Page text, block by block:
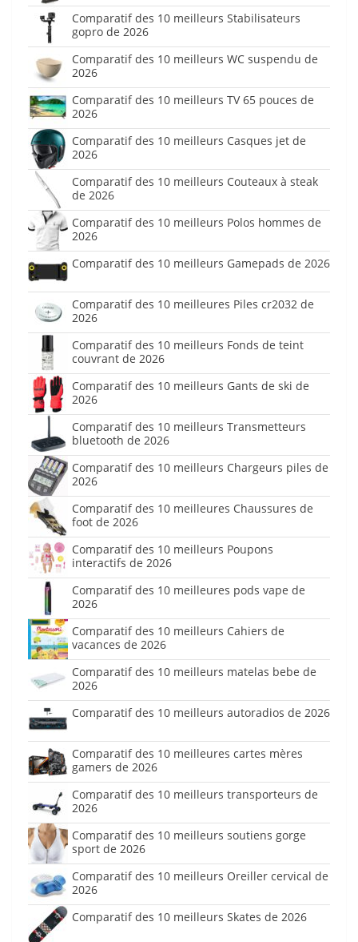
Comparatif des 10 meilleurs Stabilisateurs
gopro de 2026
Comparatif des 10 meilleurs WC suspendu de
2026
Comparatif des 10 meilleurs TV 65 pouces de
2026
Comparatif des 10 meilleurs Casques jet de
2026
Comparatif des 10 meilleurs Couteaux à steak
de 2026
Comparatif des 10 meilleurs Polos hommes de
2026
Comparatif des 10 meilleurs Gamepads de 2026
Comparatif des 10 meilleures Piles cr2032 de
2026
Comparatif des 10 meilleurs Fonds de teint
couvrant de 2026
Comparatif des 10 meilleurs Gants de ski de
2026
Comparatif des 10 meilleurs Transmetteurs
bluetooth de 2026
Comparatif des 10 meilleurs Chargeurs piles de
2026
Comparatif des 10 meilleures Chaussures de
foot de 2026
Comparatif des 10 meilleurs Poupons
interactifs de 2026
Comparatif des 10 meilleures pods vape de
2026
Comparatif des 10 meilleurs Cahiers de
vacances de 2026
Comparatif des 10 meilleurs matelas bebe de
2026
Comparatif des 10 meilleurs autoradios de 2026
Comparatif des 10 meilleures cartes mères
gamers de 2026
Comparatif des 10 meilleurs transporteurs de
2026
Comparatif des 10 meilleurs soutiens gorge
sport de 2026
Comparatif des 10 meilleurs Oreiller cervical de
2026
Comparatif des 10 meilleurs Skates de 2026